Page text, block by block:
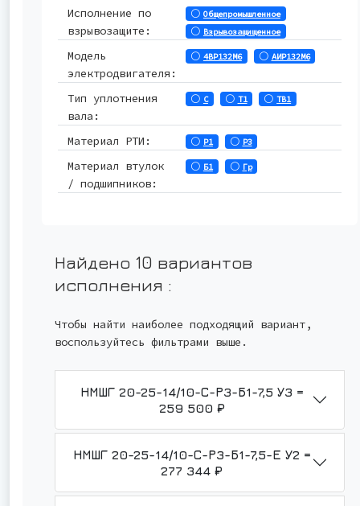
Исполнение по
взрывозащите:
Общепромышленное
Взрывозащищенное
Модель
электродвигателя:
4ВР132М6 АИР132М6
Тип уплотнения
вала:
С Т1 ТВ1
Материал РТИ: Р1 Р3
Материал втулок
/ подшипников:
Б1 Гр
Найдено 10 вариантов
исполнения :
Чтобы найти наиболее подходящий вариант,
воспользуйтесь фильтрами выше.
НМШГ 20-25-14/10-С-Р3-Б1-7,5 У3 =
259 500 ₽
НМШГ 20-25-14/10-С-Р3-Б1-7,5-Е У2 =
277 344 ₽